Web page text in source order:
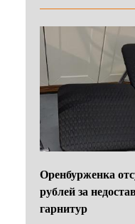
Оренбурженка
рублей за
гарнитур